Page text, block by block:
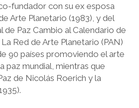
fundador con su ex esposa
Arte Planetario (1983), y del
de Paz Cambio al Calendario de
Red de Arte Planetario (PAN)
90 países promoviendo el arte
paz mundial, mientras que
de Nicolás Roerich y la